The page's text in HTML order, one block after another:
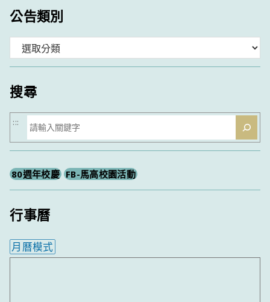
公告類別
類
搜尋
搜
尋
:::
80週年校慶 FB-馬高校園活動
行事曆
月曆模式